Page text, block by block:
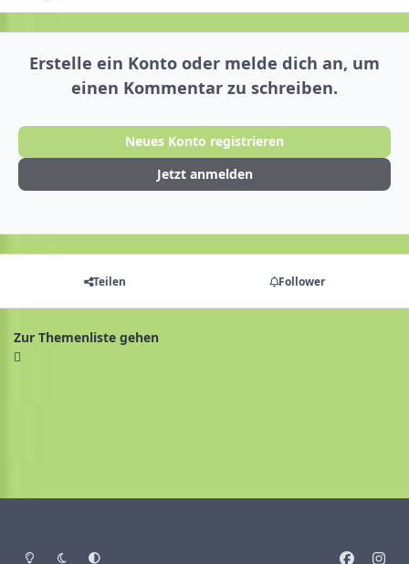
Erstelle ein Konto oder melde dich an, um
einen Kommentar zu schreiben.
Neues Konto registrieren
Jetzt anmelden
Teilen Follower
Zur Themenliste gehen
Heller ModusDunkler ModusSystemeinstellung